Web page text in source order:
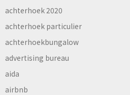
achterhoek 2020
achterhoek particulier
achterhoekbungalow
advertising bureau
aida
airbnb